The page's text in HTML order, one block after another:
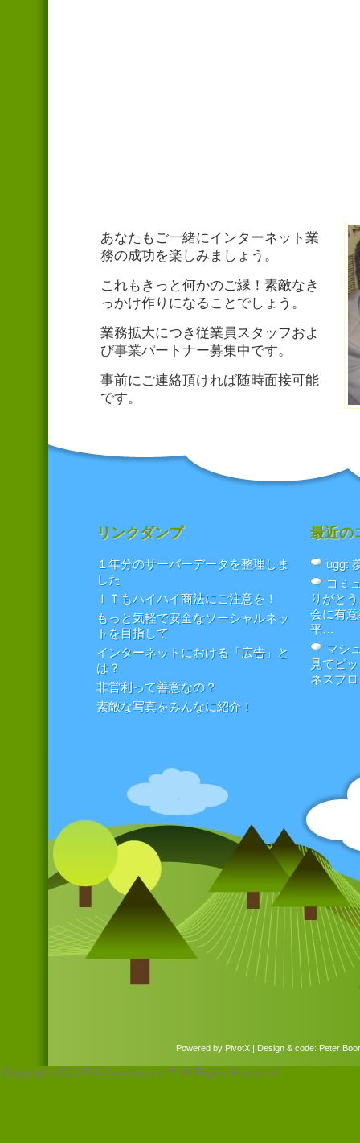
あなたもご一緒にインターネット業
務の成功を楽しみましょう。
これもきっと何かのご縁！素敵なき
っかけ作りになることでしょう。
業務拡大につき従業員スタッフおよ
び事業パートナー募集中です。
事前にご連絡頂ければ随時面接可能
です。
リンクダンプ
１年分のサーバーデータを整理しま
した
ＩＴもハイハイ商法にご注意を！
もっと気軽で安全なソーシャルネッ
トを目指して
インターネットにおける「広告」と
は？
非営利って善意なの？
素敵な写真をみんなに紹介！
最近の
ugg:
コミ
りがと
会に有
平…
マシ
見てビ
ネスブ
Powered by PivotX| Design & code: Peter
Copyright (C) 2026 Communes ™ All Rights Reserved.